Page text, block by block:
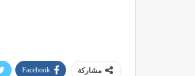
مشاركة Facebook